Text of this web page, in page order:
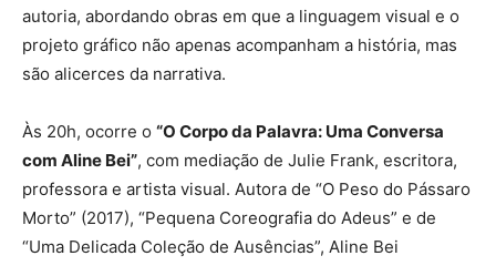
autoria, abordando obras em que a linguagem visual e o
projeto gráfico não apenas acompanham a história, mas
são alicerces da narrativa.
Às 20h, ocorre o “O Corpo da Palavra: Uma Conversa
com Aline Bei”, com mediação de Julie Frank, escritora,
professora e artista visual. Autora de “O Peso do Pássaro
Morto” (2017), “Pequena Coreografia do Adeus” e de
“Uma Delicada Coleção de Ausências”, Aline Bei